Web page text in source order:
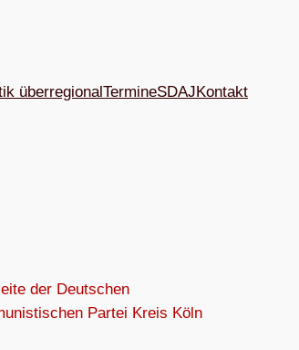
überregionalTermineSDAJKon­takt
der Deutschen
Partei Kreis Köln